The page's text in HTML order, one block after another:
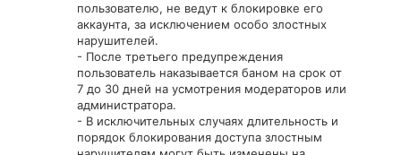
пользователю, не ведут к блокировке его
аккаунта, за исключением особо злостных
нарушителей.
- После третьего предупреждения
пользователь наказывается баном на срок от
7 до 30 дней на усмотрения модераторов или
администратора.
- В исключительных случаях длительность и
порядок блокирования доступа злостным